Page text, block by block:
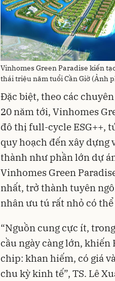
Vinhomes Green Paradise kiến
thái triệu năm tuổi Cần Giờ (Ảnh
Đặc biệt, theo các
20 năm tới, Vinhomes
đô thị full-cycle ESG++,
quy hoạch đến xây dựng
thành như phần lớn dự
Vinhomes Green
nhất, trở thành tuyên
nhân ưu tú rất nhỏ có
“Nguồn cung cực ít,
cầu ngày càng lớn, khiến
chip: khan hiếm, có giá
chu kỳ kinh tế”, TS. Lê